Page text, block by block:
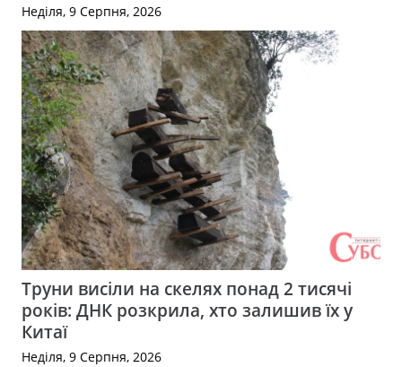
Неділя, 9 Серпня, 2026
Труни висіли на скелях понад 2 тисячі
років: ДНК розкрила, хто залишив їх у
Китаї
Неділя, 9 Серпня, 2026